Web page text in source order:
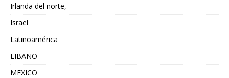
Irlanda del norte,
Israel
Latinoamérica
LIBANO
MEXICO